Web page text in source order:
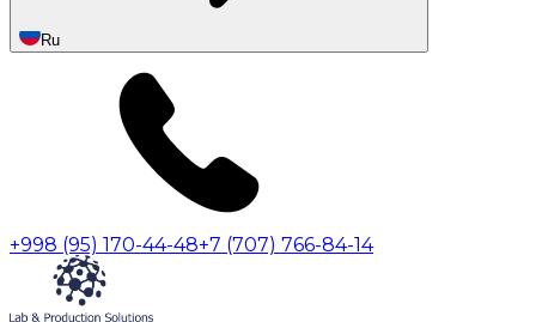
Ru
+998 (95) 170-44-48+7 (707) 766-84-14